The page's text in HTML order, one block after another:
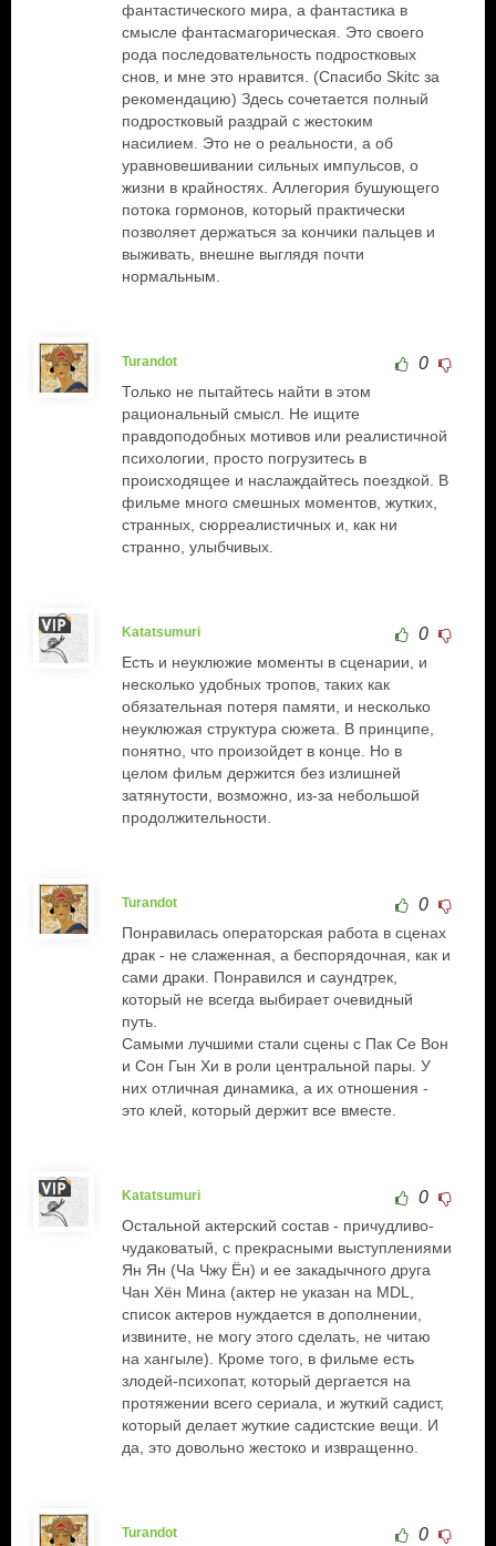
фантастического мира, а фантастика в
смысле фантасмагорическая. Это своего
рода последовательность подростковых
снов, и мне это нравится. (Спасибо Skitc за
рекомендацию) Здесь сочетается полный
подростковый раздрай с жестоким
насилием. Это не о реальности, а об
уравновешивании сильных импульсов, о
жизни в крайностях. Аллегория бушующего
потока гормонов, который практически
позволяет держаться за кончики пальцев и
выживать, внешне выглядя почти
нормальным.
Turandot 0
Только не пытайтесь найти в этом
рациональный смысл. Не ищите
правдоподобных мотивов или реалистичной
психологии, просто погрузитесь в
происходящее и наслаждайтесь поездкой. В
фильме много смешных моментов, жутких,
странных, сюрреалистичных и, как ни
странно, улыбчивых.
Katatsumuri 0
Есть и неуклюжие моменты в сценарии, и
несколько удобных тропов, таких как
обязательная потеря памяти, и несколько
неуклюжая структура сюжета. В принципе,
понятно, что произойдет в конце. Но в
целом фильм держится без излишней
затянутости, возможно, из-за небольшой
продолжительности.
Turandot 0
Понравилась операторская работа в сценах
драк - не слаженная, а беспорядочная, как и
сами драки. Понравился и саундтрек,
который не всегда выбирает очевидный
путь.
Самыми лучшими стали сцены с Пак Се Вон
и Сон Гын Хи в роли центральной пары. У
них отличная динамика, а их отношения -
это клей, который держит все вместе.
Katatsumuri 0
Остальной актерский состав - причудливо-
чудаковатый, с прекрасными выступлениями
Ян Ян (Ча Чжу Ён) и ее закадычного друга
Чан Хён Мина (актер не указан на MDL,
список актеров нуждается в дополнении,
извините, не могу этого сделать, не читаю
на хангыле). Кроме того, в фильме есть
злодей-психопат, который дергается на
протяжении всего сериала, и жуткий садист,
который делает жуткие садистские вещи. И
да, это довольно жестоко и извращенно.
Turandot 0